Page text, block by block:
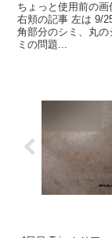
ちょっと使用前の
右頬の記事 左は 9/
角部分のシミ、丸
ミの問題...